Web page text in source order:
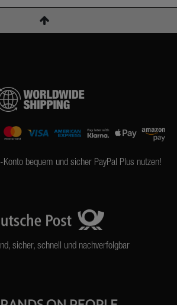
Konto bequem und sicher PayPal Plus nutzen!
sicher, schnell und nachverfolgbar